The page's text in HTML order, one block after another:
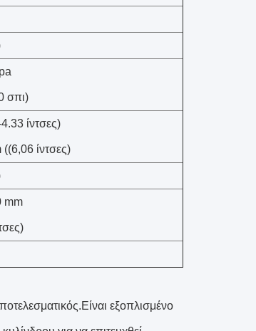
σπι)
ίντσες)
ίντσες)
mm
εξοπλισμένο